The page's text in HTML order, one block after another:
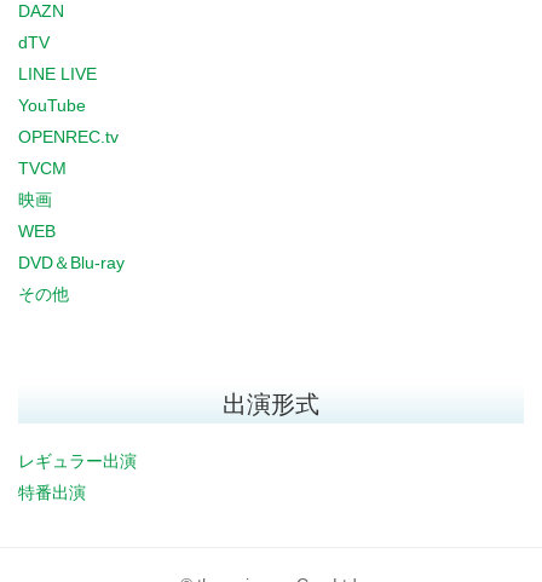
DAZN
dTV
LINE LIVE
YouTube
OPENREC.tv
TVCM
映画
WEB
DVD＆Blu-ray
その他
出演形式
レギュラー出演
特番出演